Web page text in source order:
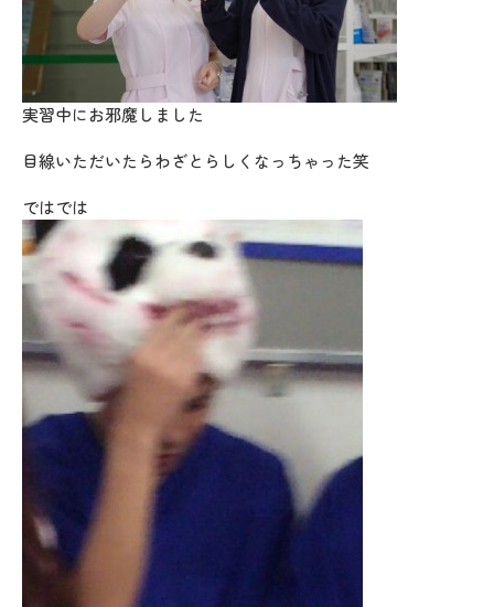
実習中にお邪魔しました
目線いただいたらわざとらしくなっちゃった笑
ではでは